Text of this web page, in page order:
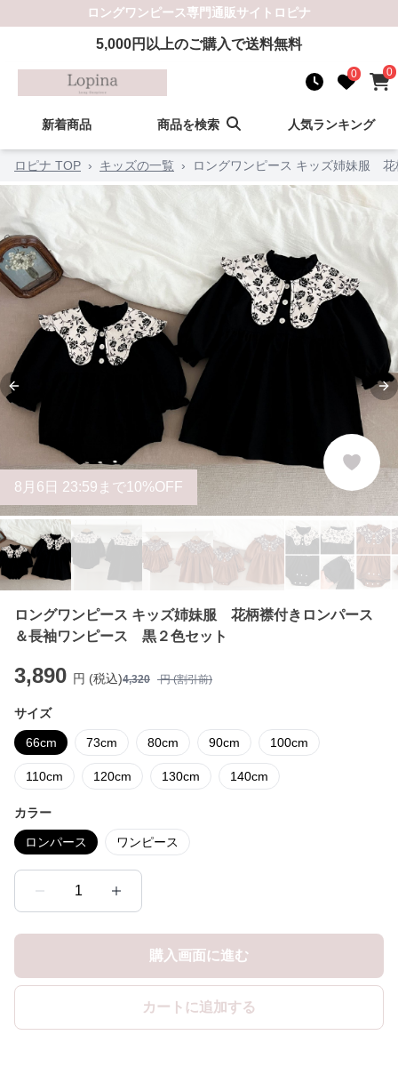
ロングワンピース専門通販サイト ロピナ
5,000円以上のご購入で送料無料
0 0
新着商品 商品を検索 人気ランキング
ロピナ TOP › キッズの一覧 › ロングワンピース キッズ姉妹服
Previous slide
8 月 6 日 23:59まで10%OFF
ロングワンピース キッズ姉妹服 花柄襟付きロンパース
＆長袖ワンピース 黒２色セット
3,890 円 (税込)4,320 円 (割引前)
サイズ
66cm 73cm 80cm 90cm 100cm
110cm 120cm 130cm 140cm
カラー
ロンパース ワンピース
1
購入画面に進む
カートに追加する